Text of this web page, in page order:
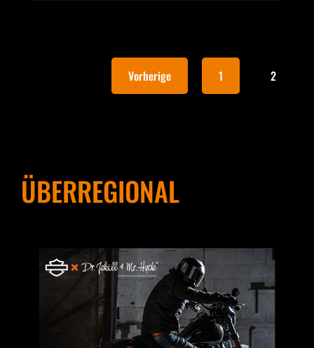
Vorherige 1 2
ÜBERREGIONAL